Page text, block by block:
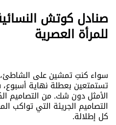
صنادل كوتش
للمرأة العصرية
سواء كنتِ تمشين على الشاطئ،
تستمتعين بعطلة نهاية أسبوع،
الأمثل دون شك. من التصاميم
التصاميم الجريئة التي تواكب
كل إطلالة.